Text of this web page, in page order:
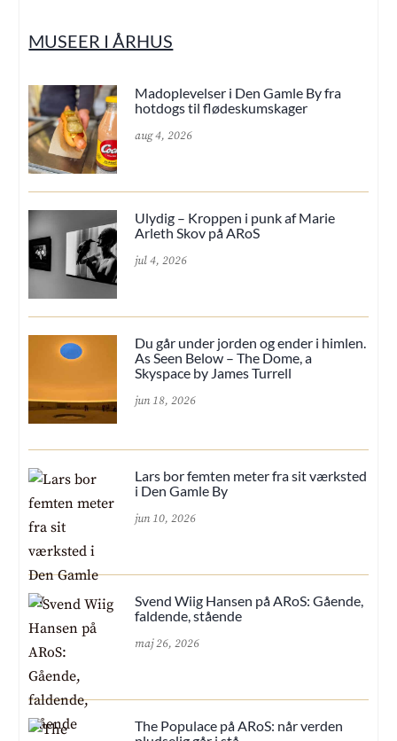
MUSEER I ÅRHUS
Madoplevelser i Den Gamle By fra
hotdogs til flødeskumskager
aug 4, 2026
Ulydig – Kroppen i punk af Marie
Arleth Skov på ARoS
jul 4, 2026
Du går under jorden og ender i himlen.
As Seen Below – The Dome, a
Skyspace by James Turrell
jun 18, 2026
Lars bor femten meter fra sit værksted
i Den Gamle By
jun 10, 2026
Svend Wiig Hansen på ARoS: Gående,
faldende, stående
maj 26, 2026
The Populace på ARoS: når verden